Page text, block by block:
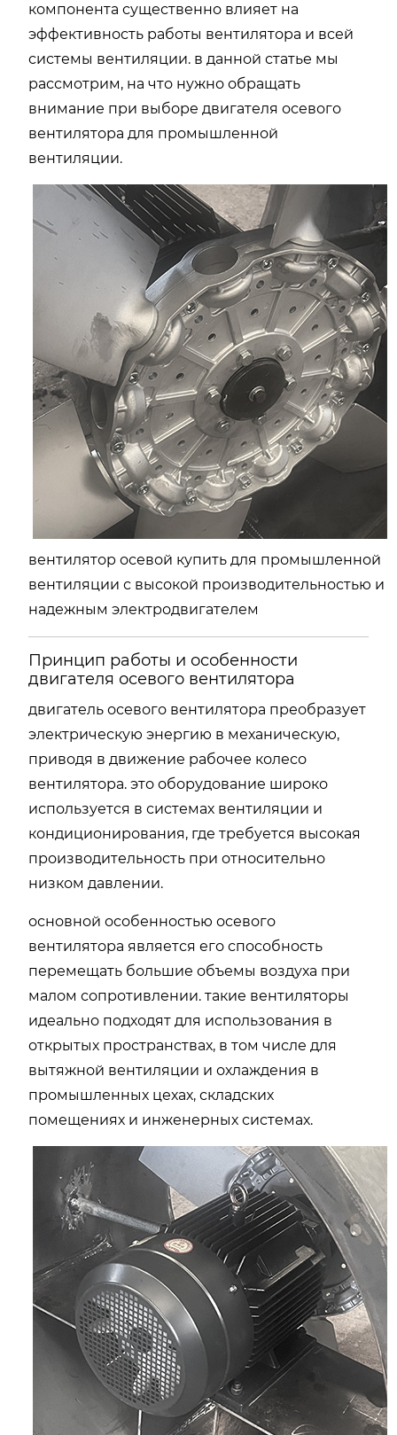
компонента существенно влияет на
эффективность работы вентилятора и всей
системы вентиляции. в данной статье мы
рассмотрим, на что нужно обращать
внимание при выборе двигателя осевого
вентилятора для промышленной
вентиляции.
вентилятор осевой купить для промышленной
вентиляции с высокой производительностью и
надежным электродвигателем
Принцип работы и особенности
двигателя осевого вентилятора
двигатель осевого вентилятора преобразует
электрическую энергию в механическую,
приводя в движение рабочее колесо
вентилятора. это оборудование широко
используется в системах вентиляции и
кондиционирования, где требуется высокая
производительность при относительно
низком давлении.
основной особенностью осевого
вентилятора является его способность
перемещать большие объемы воздуха при
малом сопротивлении. такие вентиляторы
идеально подходят для использования в
открытых пространствах, в том числе для
вытяжной вентиляции и охлаждения в
промышленных цехах, складских
помещениях и инженерных системах.